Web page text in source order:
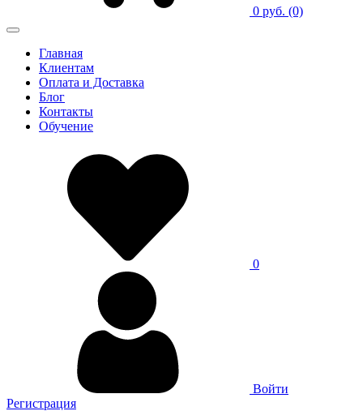
0 руб. (0)
Главная
Клиентам
Оплата и Доставка
Блог
Контакты
Обучение
0
Войти
Регистрация